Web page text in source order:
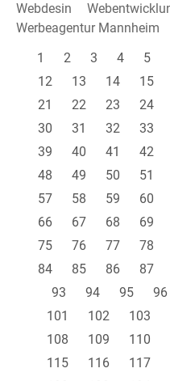
Webdesin
Werbeagentur Mannheim
1
2 3 4 5
12
13 14 15
21
22 23 24
30
31 32 33
39
40 41 42
48
49 50 51
57
58 59 60
66
67 68 69
75
76 77 78
84
85 86 87
93
94 95 96
101
102 103
108
109 110
115
116 117